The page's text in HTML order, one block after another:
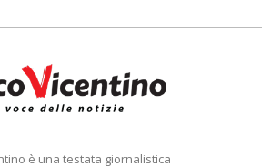
è una testata giornalistica